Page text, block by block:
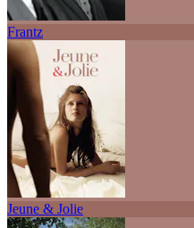
Frantz
Jeune & Jolie